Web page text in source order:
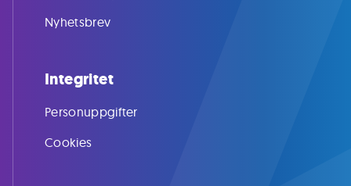
Nyhetsbrev
Integritet
Personuppgifter
Cookies